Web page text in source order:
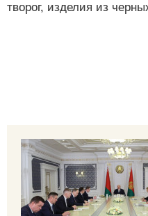
творог, изделия из